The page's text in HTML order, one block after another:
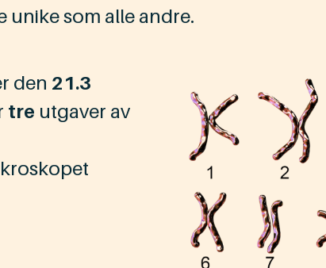
unike som alle andre.
den 21.3
tre utgaver av